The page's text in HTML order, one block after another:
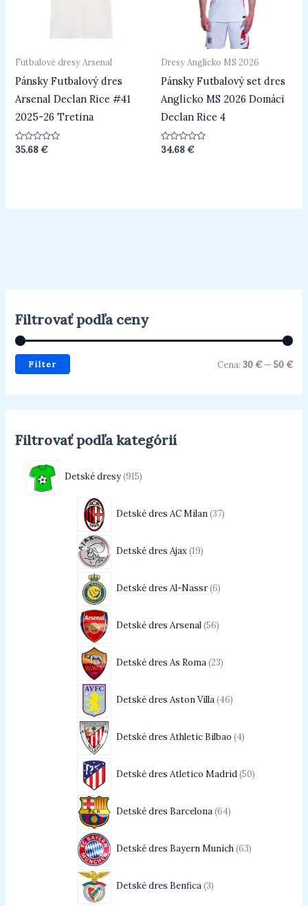
Filtrovať podľa ceny
Filter Cena: 30 €— 50 €
Filtrovať podľa kategórií
Detské dresy 915
Detské dres AC Milan 37
Detské dres Ajax 19
Detské dres Al-Nassr 6
Detské dres Arsenal 56
Detské dres As Roma 23
Detské dres Aston Villa 46
Detské dres Athletic Bilbao 4
Detské dres Atletico Madrid 50
Detské dres Barcelona 64
Detské dres Bayern Munich 63
Detské dres Benfica 3
Futbalové dresy Arsenal
Pánsky Futbalový dres
Arsenal Declan Rice #41
2025-26 Tretina
Hodnotenie
35.68€
Dresy Anglicko MS 2026
Pánsky Futbalový set dres
Anglicko MS 2026 Domáci
Declan Rice 4
Hodnotenie
34.68€